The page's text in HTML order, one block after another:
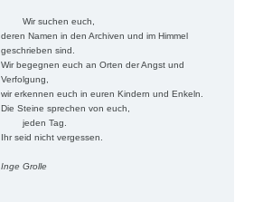
Wir suchen euch,
deren Namen in den Archiven und im Himmel
geschrieben sind.
Wir begegnen euch an Orten der Angst und
Verfolgung,
wir erkennen euch in euren Kindern und Enkeln.
Die Steine sprechen von euch,
jeden Tag.
Ihr seid nicht vergessen.
Inge Grolle